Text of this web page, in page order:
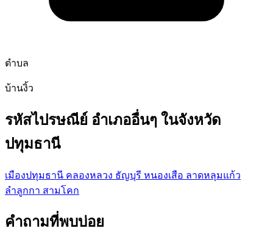
ตำบล
บ้านงิ้ว
รหัสไปรษณีย์ อำเภออื่นๆ ในจังหวัด
ปทุมธานี
เมืองปทุมธานี คลองหลวง ธัญบุรี หนองเสือ ลาดหลุมแก้ว
ลำลูกกา สามโคก
คำถามที่พบบ่อย